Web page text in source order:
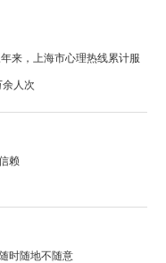
来，上海市心理热线累计服
人次
赖
时随地不随意